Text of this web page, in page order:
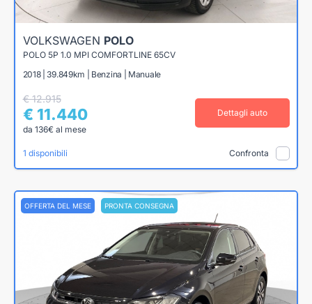
VOLKSWAGEN POLO
POLO 5P 1.0 MPI COMFORTLINE 65CV
2018 | 39.849km | Benzina | Manuale
€ 12.915
€ 11.440
da 136€ al mese
Dettagli auto
1 disponibili Confronta
OFFERTA DEL MESE PRONTA CONSEGNA